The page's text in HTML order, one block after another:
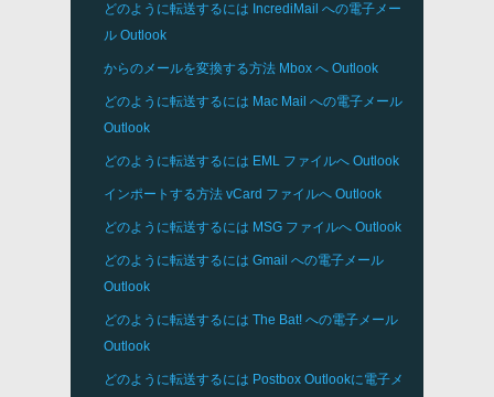
どのように転送するには IncrediMail への電子メー
ル Outlook
からのメールを変換する方法 Mbox へ Outlook
どのように転送するには Mac Mail への電子メール
Outlook
どのように転送するには EML ファイルへ Outlook
インポートする方法 vCard ファイルへ Outlook
どのように転送するには MSG ファイルへ Outlook
どのように転送するには Gmail への電子メール
Outlook
どのように転送するには The Bat! への電子メール
Outlook
どのように転送するには Postbox Outlookに電子メ